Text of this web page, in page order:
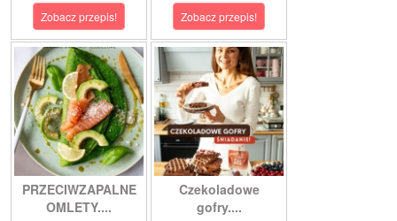
Zobacz przepis! Zobacz przepis!
PRZECIWZAPALNE
OMLETY....
Czekoladowe
gofry....